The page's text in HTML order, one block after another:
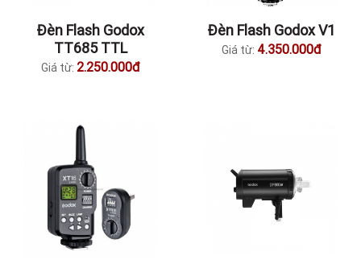
Đèn Flash Godox
TT685 TTL
Giá từ: 2.250.000đ
Đèn Flash Godox V1
Giá từ: 4.350.000đ